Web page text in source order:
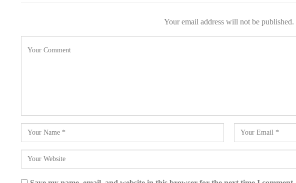
Your email address will not be published.